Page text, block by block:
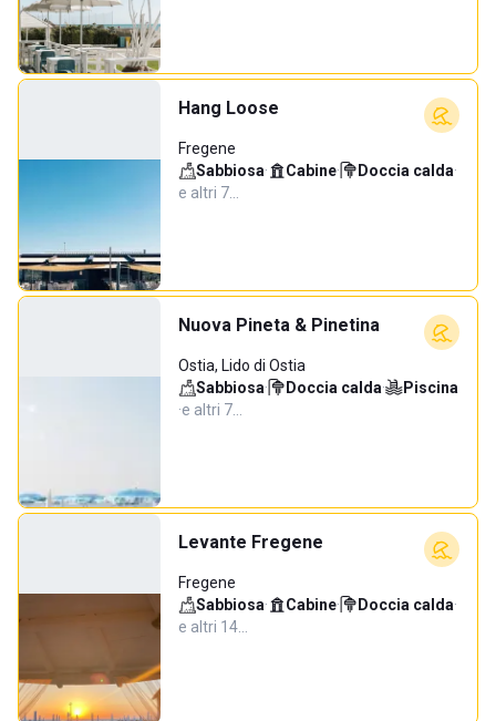
Hang Loose
Fregene
Sabbiosa· Cabine· Doccia calda·
e altri 7…
Nuova Pineta & Pinetina
Ostia, Lido di Ostia
Sabbiosa· Doccia calda·
Piscina
·e altri 7…
Levante Fregene
Fregene
Sabbiosa· Cabine· Doccia calda·
e altri 14…